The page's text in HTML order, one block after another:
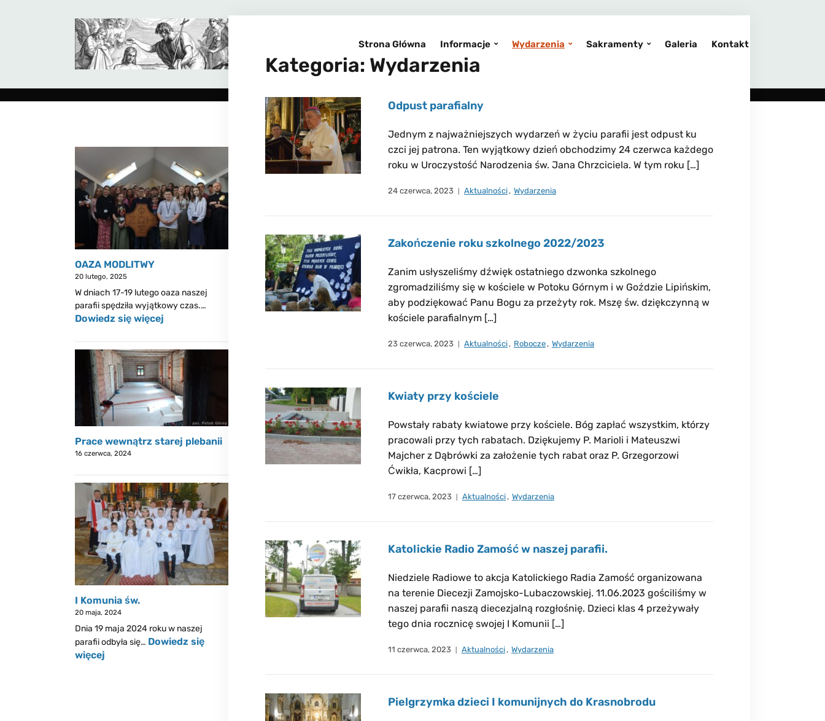
Strona Główna Informacje Wydarzenia Sakramenty Galeria Kontakt
Kategoria: Wydarzenia
Odpust parafialny
Jednym z najważniejszych wydarzeń w życiu parafii jest odpust ku
czci jej patrona. Ten wyjątkowy dzień obchodzimy 24 czerwca każdego
roku w Uroczystość Narodzenia św. Jana Chrzciciela. W tym roku […]
24 czerwca, 2023 Aktualności, Wydarzenia
Zakończenie roku szkolnego 2022/2023
Zanim usłyszeliśmy dźwięk ostatniego dzwonka szkolnego
zgromadziliśmy się w kościele w Potoku Górnym i w Goździe Lipińskim,
aby podziękować Panu Bogu za przeżyty rok. Mszę św. dziękczynną w
kościele parafialnym […]
23 czerwca, 2023 Aktualności, Robocze, Wydarzenia
Kwiaty przy kościele
Powstały rabaty kwiatowe przy kościele. Bóg zapłać wszystkim, którzy
pracowali przy tych rabatach. Dziękujemy P. Marioli i Mateuszwi
Majcher z Dąbrówki za założenie tych rabat oraz P. Grzegorzowi
Ćwikła, Kacprowi […]
17 czerwca, 2023 Aktualności, Wydarzenia
Katolickie Radio Zamość w naszej parafii.
Niedziele Radiowe to akcja Katolickiego Radia Zamość organizowana
na terenie Diecezji Zamojsko-Lubaczowskiej. 11.06.2023 gościliśmy w
naszej parafii naszą diecezjalną rozgłośnię. Dzieci klas 4 przeżywały
tego dnia rocznicę swojej I Komunii […]
11 czerwca, 2023 Aktualności, Wydarzenia
Pielgrzymka dzieci I komunijnych do Krasnobrodu
OAZA MODLITWY
20 lutego, 2025
W dniach 17-19 lutego oaza naszej
parafii spędziła wyjątkowy czas.…
Dowiedz się więcej
Prace wewnątrz starej plebanii
16 czerwca, 2024
I Komunia św.
20 maja, 2024
Dnia 19 maja 2024 roku w naszej
parafii odbyła się… Dowiedz się
więcej